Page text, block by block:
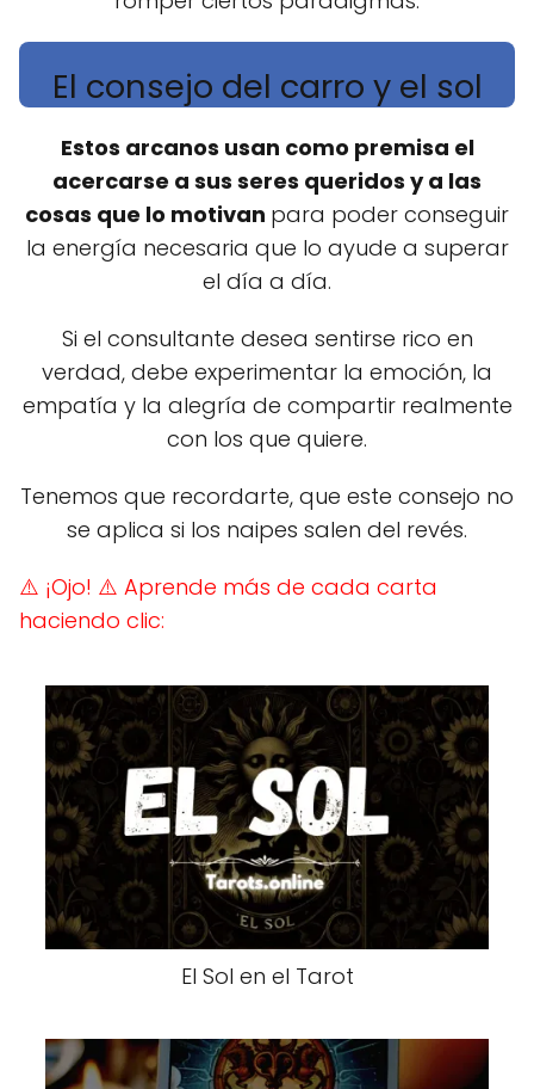
El consejo del carro y el sol
Estos arcanos usan como premisa el
acercarse a sus seres queridos y a las
cosas que lo motivan para poder conseguir
la energía necesaria que lo ayude a superar
el día a día.
Si el consultante desea sentirse rico en
verdad, debe experimentar la emoción, la
empatía y la alegría de compartir realmente
con los que quiere.
Tenemos que recordarte, que este consejo no
se aplica si los naipes salen del revés.
⚠️ ¡Ojo! ⚠️ Aprende más de cada carta
haciendo clic:
El Sol en el Tarot